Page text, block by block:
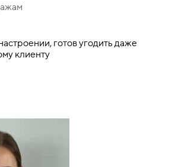
готов угодить даже
клиенту